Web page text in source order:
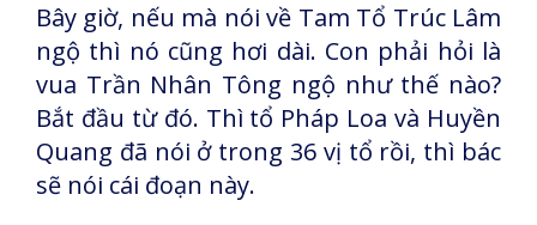
Bây giờ, nếu mà nói về Tam Tổ Trúc Lâm
ngộ thì nó cũng hơi dài. Con phải hỏi là
vua Trần Nhân Tông ngộ như thế nào?
Bắt đầu từ đó. Thì tổ Pháp Loa và Huyền
Quang đã nói ở trong 36 vị tổ rồi, thì bác
sẽ nói cái đoạn này.